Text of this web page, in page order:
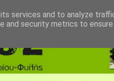
services and to analyze
and security metrics to